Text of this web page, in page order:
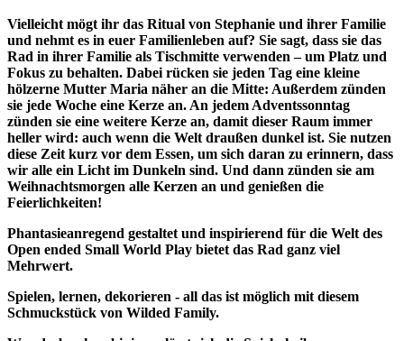
Vielleicht mögt ihr das Ritual von Stephanie und ihrer Familie
und nehmt es in euer Familienleben auf? Sie sagt, dass sie das
Rad in ihrer Familie als Tischmitte verwenden – um Platz und
Fokus zu behalten. Dabei rücken sie jeden Tag eine kleine
hölzerne Mutter Maria näher an die Mitte: Außerdem zünden
sie jede Woche eine Kerze an. An jedem Adventssonntag
zünden sie eine weitere Kerze an, damit dieser Raum immer
heller wird: auch wenn die Welt draußen dunkel ist. Sie nutzen
diese Zeit kurz vor dem Essen, um sich daran zu erinnern, dass
wir alle ein Licht im Dunkeln sind. Und dann zünden sie am
Weihnachtsmorgen alle Kerzen an und genießen die
Feierlichkeiten!
Phantasieanregend gestaltet und inspirierend für die Welt des
Open ended Small World Play bietet das Rad ganz viel
Mehrwert.
Spielen, lernen, dekorieren - all das ist möglich mit diesem
Schmuckstück von Wilded Family.